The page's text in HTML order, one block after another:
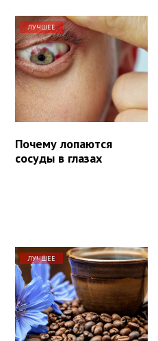
ЛУЧШЕЕ
Почему лопаются
сосуды в глазах
ЛУЧШЕЕ